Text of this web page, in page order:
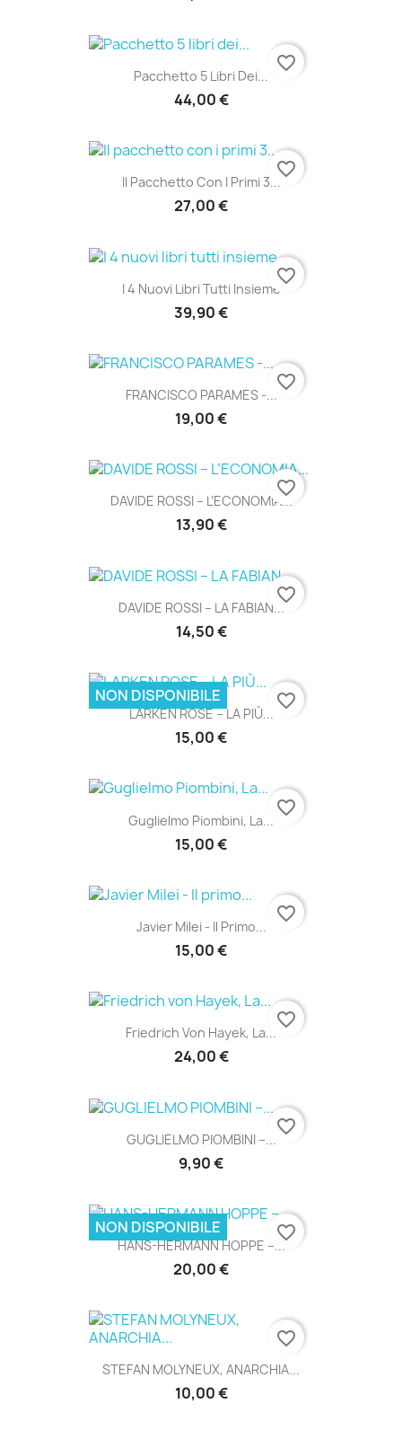
Pacchetto 5 Libri Dei...
44,00 €
favorite_border
Il Pacchetto Con I Primi 3...
27,00 €
favorite_border
I 4 Nuovi Libri Tutti Insieme
39,90 €
favorite_border
FRANCISCO PARAMES -...
19,00 €
favorite_border
DAVIDE ROSSI – L’ECONOMIA...
13,90 €
favorite_border
DAVIDE ROSSI – LA FABIAN...
14,50 €
favorite_border
LARKEN ROSE – LA PIÙ...
15,00 €
NON DISPONIBILE favorite_border
Guglielmo Piombini, La...
15,00 €
favorite_border
Javier Milei - Il Primo...
15,00 €
favorite_border
Friedrich Von Hayek, La...
24,00 €
favorite_border
GUGLIELMO PIOMBINI –...
9,90 €
favorite_border
HANS-HERMANN HOPPE –...
20,00 €
NON DISPONIBILE favorite_border
STEFAN MOLYNEUX, ANARCHIA...
10,00 €
favorite_border